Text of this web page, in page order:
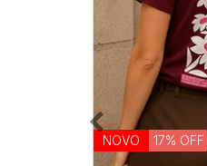
NOVO 17% OFF